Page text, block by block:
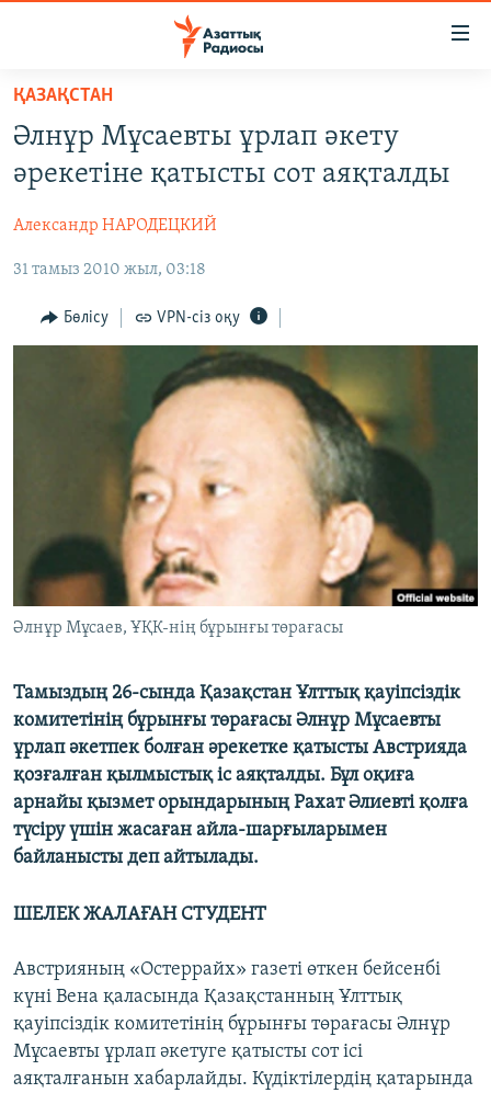
Skip
main
content
Skip
to
Navigation
САЯСАТ
AZATTYQTV
ҚАҢТАР ОҚИҒАСЫ
АДАМ ҚҰҚЫҚТАРЫ
ӘЛЕУМЕТ
АРНАЙЫ ЖОБАЛАР
Басқа тілдерде
ҚАЗАҚСТАН
Әлнұр Мұсаевты ұрлап әкету
әрекетіне қатысты сот аяқталды
Александр НАРОДЕЦКИЙ
31 тамыз 2010 жыл, 03:18
Бөлісу VPN-сіз оқу
Әлнұр Мұсаев, ҰҚК-нің бұрынғы төрағасы
Тамыздың 26-сында Қазақстан Ұлттық қауіпсіздік
комитетінің бұрынғы төрағасы Әлнұр Мұсаевты
ұрлап әкетпек болған әрекетке қатысты Австрияда
қозғалған қылмыстық іс аяқталды. Бұл оқиға
арнайы қызмет орындарының Рахат Әлиевті қолға
түсіру үшін жасаған айла-шарғыларымен
байланысты деп айтылады.
ШЕЛЕК ЖАЛАҒАН СТУДЕНТ
Австрияның «Остеррайх» газеті өткен бейсенбі
күні Вена қаласында Қазақстанның Ұлттық
қауіпсіздік комитетінің бұрынғы төрағасы Әлнұр
Мұсаевты ұрлап әкетуге қатысты сот ісі
аяқталғанын хабарлайды. Күдіктілердің қатарында